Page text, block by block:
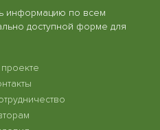
информацию по всем
доступной форме для